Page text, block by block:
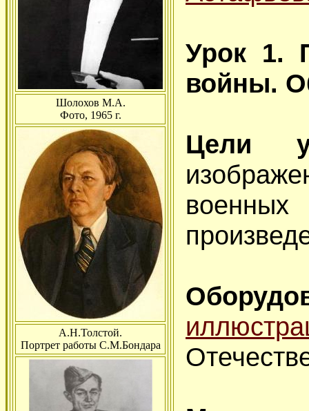
Шолохов М.А.
Фото, 1965 г.
А.Н.Толстой.
Портрет работы С.М.Бондара
Урок 1.
войны.
Цели